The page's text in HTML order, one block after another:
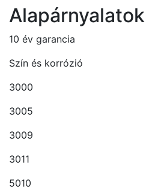
Alapárnyalatok
10 év garancia
Szín és korrózió
3000
3005
3009
3011
5010